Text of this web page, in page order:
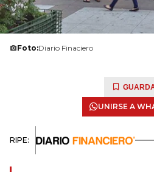
Foto:Diario Finaciero
UNIRSE A
RIPE: